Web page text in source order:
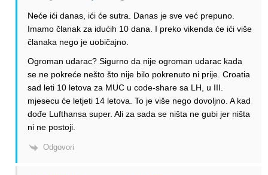
Neće ići danas, ići će sutra. Danas je sve već prepuno.
Imamo članak za idućih 10 dana. I preko vikenda će ići više
članaka nego je uobičajno.
Ogroman udarac? Sigurno da nije ogroman udarac kada
se ne pokreće nešto što nije bilo pokrenuto ni prije. Croatia
sad leti 10 letova za MUC u code-share sa LH, u III.
mjesecu će letjeti 14 letova. To je više nego dovoljno. A kad
dođe Lufthansa super. Ali za sada se ništa ne gubi jer ništa
ni ne postoji.
Odgovori